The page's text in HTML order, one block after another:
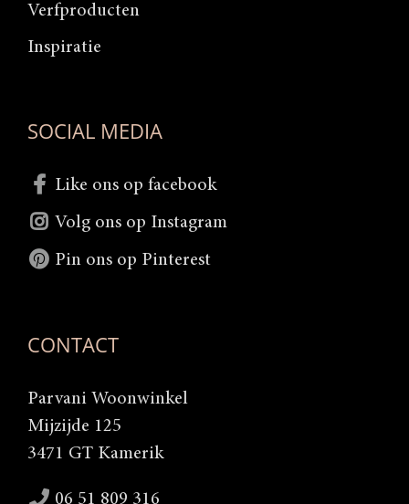
Verfproducten
Inspiratie
SOCIAL MEDIA
Like ons op facebook
Volg ons op Instagram
Pin ons op Pinterest
CONTACT
Parvani Woonwinkel
Mijzijde 125
3471 GT Kamerik
06 51 809 316